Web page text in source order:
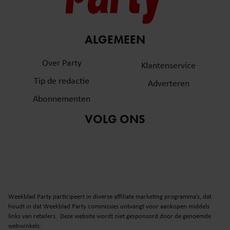
ALGEMEEN
Over Party
Tip de redactie
Abonnementen
Klantenservice
Adverteren
VOLG ONS
Weekblad Party participeert in diverse affiliate marketing programma’s, dat
houdt in dat Weekblad Party commissies ontvangt voor aankopen middels
links van retailers. Deze website wordt niet gesponsord door de genoemde
webwinkels.